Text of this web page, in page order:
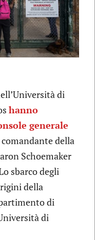
di
hanno
generale
della
Schoemaker
sbarco degli
della
di
di